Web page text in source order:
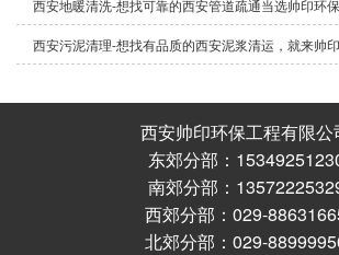
西安地暖清洗-想找可靠的西安管道疏通当选帅印环保
西安污泥清理-想找有品质的西安泥浆清运，就来帅
西安帅印环保工程有限公
东郊分部：
南郊分部：
西郊分部：029-
北郊分部：029-